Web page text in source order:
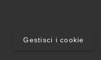
Gestisci i cookie